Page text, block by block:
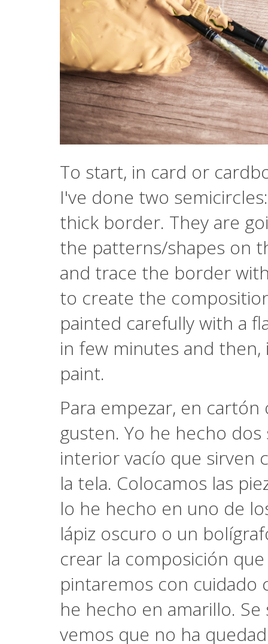
To start, in card or
I've done two
thick border. They are
the patterns/shapes on
and trace the border
to create the
painted carefully with a
in few minutes and
paint.
Para empezar, en
gusten. Yo he hecho
interior vacío que sirven
la tela. Colocamos las
lo he hecho en uno de
lápiz oscuro o un
crear la composición
pintaremos con cuidado
he hecho en amarillo.
vemos que no ha